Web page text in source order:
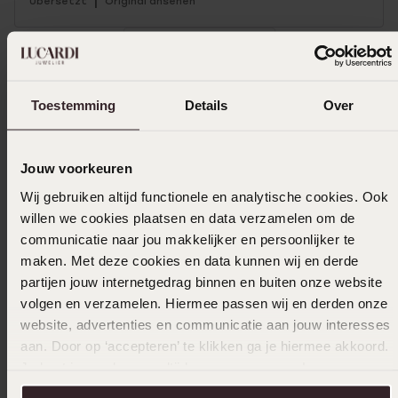
Toestemming Details Over
Jouw voorkeuren
Wij gebruiken altijd functionele en analytische cookies. Ook
willen we cookies plaatsen en data verzamelen om de
communicatie naar jou makkelijker en persoonlijker te
maken. Met deze cookies en data kunnen wij en derde
partijen jouw internetgedrag binnen en buiten onze website
volgen en verzamelen. Hiermee passen wij en derden onze
website, advertenties en communicatie aan jouw interesses
aan. Door op ‘accepteren’ te klikken ga je hiermee akkoord.
over in onscookiebeleid.
Das könnte dir gefallen